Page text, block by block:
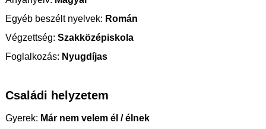
Egyéb beszélt nyelvek: Román
Végzettség: Szakközépiskola
Foglalkozás: Nyugdíjas
Családi helyzetem
Gyerek: Már nem velem él / élnek